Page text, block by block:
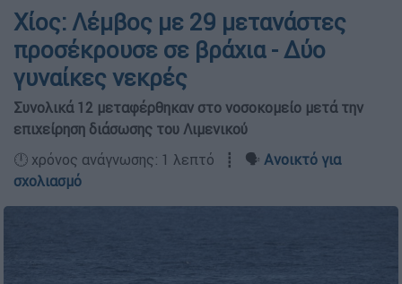
Χίος: Λέμβος με 29 μετανάστες
προσέκρουσε σε βράχια - Δύο
γυναίκες νεκρές
Συνολικά 12 μεταφέρθηκαν στο νοσοκομείο μετά την
επιχείρηση διάσωσης του Λιμενικού
🕛 χρόνος ανάγνωσης: 1 λεπτό ┋ 🗣️ Ανοικτό για
σχολιασμό